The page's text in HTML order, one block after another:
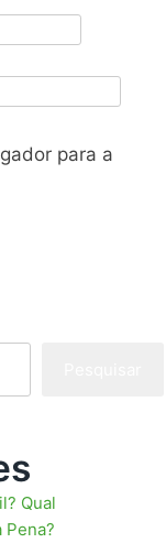
para a
Qual
Pena?